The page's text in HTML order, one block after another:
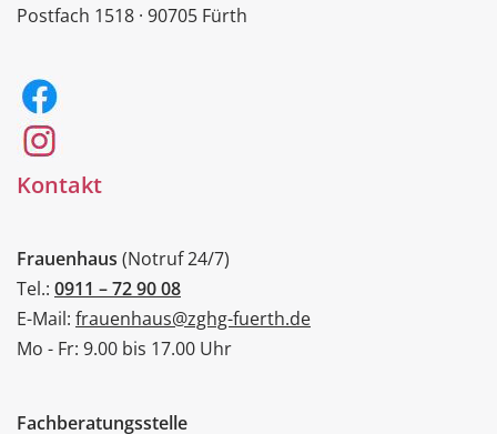
Postfach 1518 · 90705 Fürth
Kontakt
Frauenhaus (Notruf 24/7)
Tel.: 0911 – 72 90 08
E-Mail: frauenhaus@zghg-fuerth.de
Mo - Fr: 9.00 bis 17.00 Uhr
Fachberatungsstelle